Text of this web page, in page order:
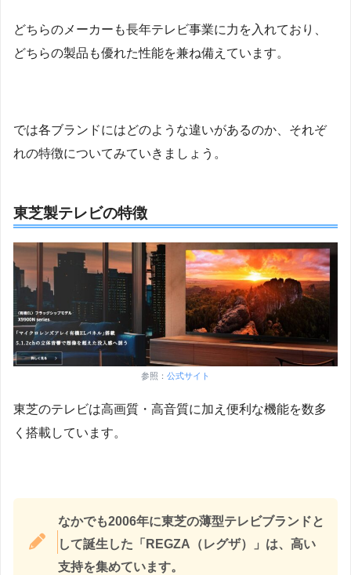
どちらのメーカーも長年テレビ事業に力を入れており、
どちらの製品も優れた性能を兼ね備えています。
では各ブランドにはどのような違いがあるのか、それぞ
れの特徴についてみていきましょう。
東芝製テレビの特徴
参照： 公式サイト
東芝のテレビは高画質・高音質に加え便利な機能を数多
く搭載しています。
なかでも2006年に東芝の薄型テレビブランドと
して誕生した「REGZA（レグザ）」は、高い
支持を集めています。